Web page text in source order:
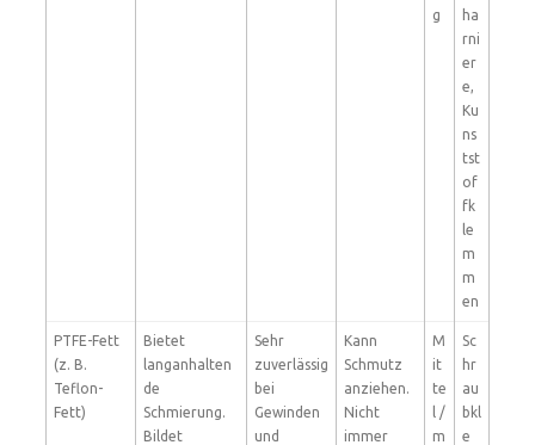
g
ha
rni
er
e,
Ku
ns
tst
of
fk
le
m
m
en
PTFE-Fett
(z. B.
Teflon-
Fett)
Bietet
langanhalten
de
Schmierung.
Bildet
Sehr
zuverlässig
bei
Gewinden
und
Kann
Schmutz
anziehen.
Nicht
immer
M
it
te
l /
m
Sc
hr
au
bkl
e